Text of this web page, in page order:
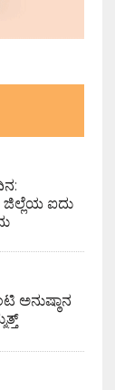
ಜಿಲ್ಲೆಯ ಐದು
ಅನುಷ್ಠಾನ